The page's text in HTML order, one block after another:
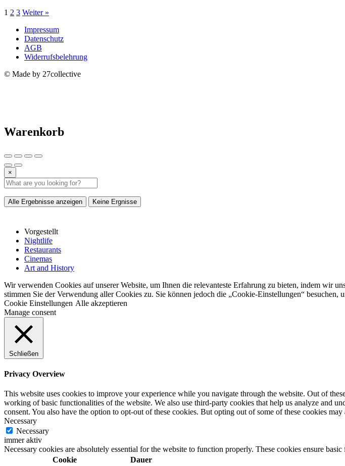
1 2 3 Weiter »
Impressum
Datenschutz
AGB
Widerrufsbelehrung
© Made by 27collective
Warenkorb
×
Alle Ergebnisse anzeigen Keine Ergnisse
Vorgestellt
Nightlife
Restaurants
Cinemas
Art and History
Wir verwenden Cookies auf unserer Website, um Ihnen die relevanteste Erfahrung zu bieten, indem wir
stimmen Sie der Verwendung aller Cookies zu. Sie können jedoch die „Cookie-Einstellungen“
Cookie Einstellungen Alle akzeptieren
Manage consent
Schließen
Privacy Overview
This website uses cookies to improve your experience while you navigate through the website. Out of
working of basic functionalities of the website. We also use third-party cookies that help us analyze and
consent. You also have the option to opt-out of these cookies. But opting out of some of these cookies
Necessary
Necessary
immer aktiv
Necessary cookies are absolutely essential for the website to function properly. These cookies ensure
Cookie
Dauer